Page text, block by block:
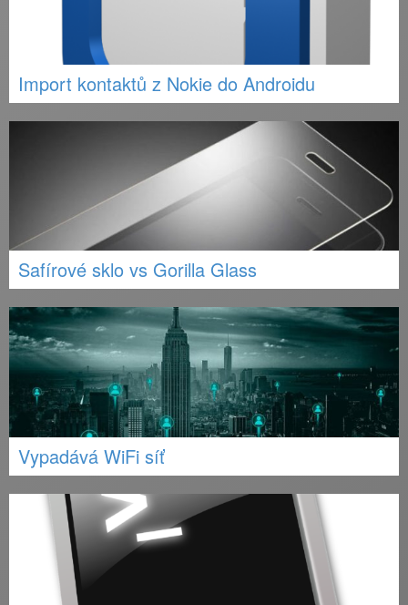
Import kontaktů z Nokie do Androidu
Safírové sklo vs Gorilla Glass
Vypadává WiFi síť